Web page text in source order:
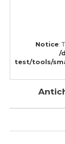
Notice:
/
test/tools/